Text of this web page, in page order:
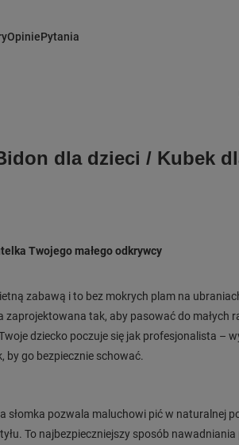
OpiniePytania
dla dzieci / Kubek
Twojego małego odkrywcy
zabawą i to bez mokrych plam na
zaprojektowana tak, aby pasować do małych
dziecko poczuje się jak profesjonalista –
by go bezpiecznie schować.
słomka pozwala maluchowi pić w naturalnej
To najbezpieczniejszy sposób